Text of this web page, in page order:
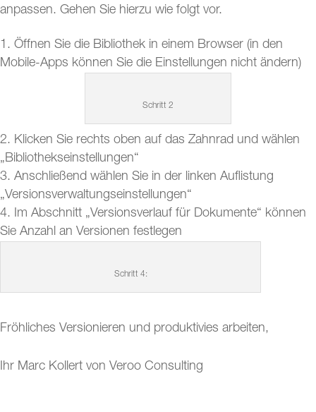
anpassen. Gehen Sie hierzu wie folgt vor.
Öffnen Sie die Bibliothek in einem Browser (in den
Mobile-Apps können Sie die Einstellungen nicht ändern)
Schritt 2
Klicken Sie rechts oben auf das Zahnrad und wählen
„Bibliothekseinstellungen“
Anschließend wählen Sie in der linken Auflistung
„Versionsverwaltungseinstellungen“
Im Abschnitt „Versionsverlauf für Dokumente“ können
Sie Anzahl an Versionen festlegen
Schritt 4:
Fröhliches Versionieren und produktivies arbeiten,
Ihr Marc Kollert von Veroo Consulting